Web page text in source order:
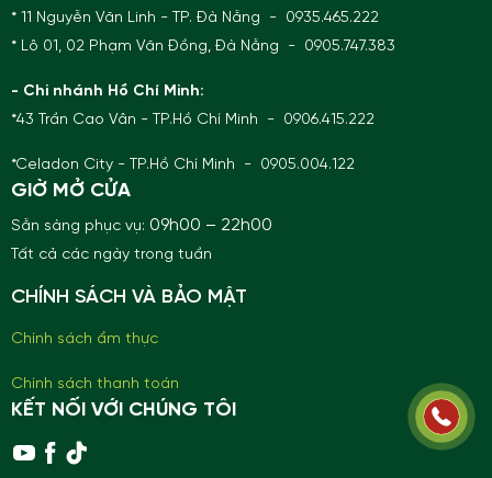
* 11 Nguyễn Văn Linh - TP. Đà Nẵng - 0935.465.222
* Lô 01, 02 Phạm Văn Đồng, Đà Nẵng - 0905.747.383
- Chi nhánh Hồ Chí Minh:
*43 Trần Cao Vân - TP.Hồ Chí Minh - 0906.415.222
*Celadon City - TP.Hồ Chí Minh - 0905.004.122
GIỜ MỞ CỬA
Sẵn sàng phục vụ: 09h00 – 22h00
Tất cả các ngày trong tuần
CHÍNH SÁCH VÀ BẢO MẬT
Chính sách ẩm thực
Chính sách thanh toán
KẾT NỐI VỚI CHÚNG TÔI